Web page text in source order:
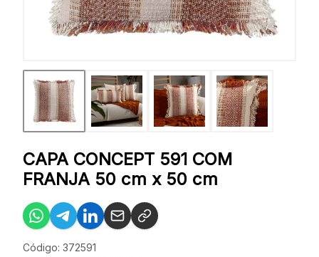
CAPA CONCEPT 591 COM
FRANJA 50 cm x 50 cm
Código: 372591